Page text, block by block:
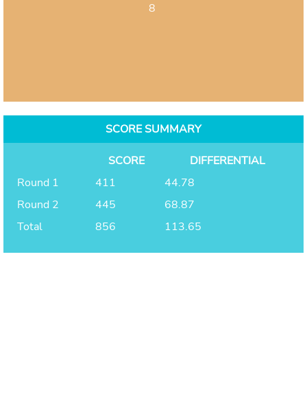
8
SCORE SUMMARY
SCORE
DIFFERENTIAL
Round 1
411
44.78
Round 2
445
68.87
Total
856 113.65